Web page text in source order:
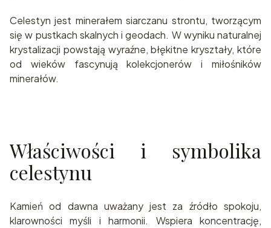
Celestyn jest minerałem siarczanu strontu, tworzącym
się w pustkach skalnych i geodach. W wyniku naturalnej
krystalizacji powstają wyraźne, błękitne kryształy, które
od wieków fascynują kolekcjonerów i miłośników
minerałów.
Właściwości i symbolika
celestynu
Kamień od dawna uważany jest za źródło spokoju,
klarowności myśli i harmonii. Wspiera koncentrację,